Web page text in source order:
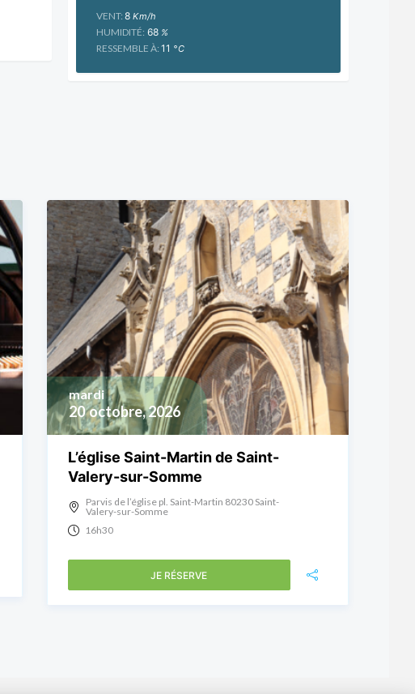
VENT: 8Km/h
HUMIDITÉ: 68%
RESSEMBLE À: 11 °C
20 octobre, 2026
mardi
L’église Saint-Martin de Saint-
Valery-sur-Somme
Parvis de l’église pl. Saint-Martin 80230 Saint-
Valery-sur-Somme
16h30
JE RÉSERVE